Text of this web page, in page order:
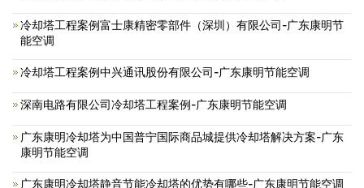
冷却塔工程案例富士康精密零部件（深圳）有限公司-广东康明节
能空调
冷却塔工程案例中兴通讯股份有限公司-广东康明节能空调
深南电路有限公司冷却塔工程案例-广东康明节能空调
广东康明冷却塔为中国普宁国际商品城提供冷却塔解决方案-广东
康明节能空调
广东康明冷却塔静音节能冷却塔的优势有哪些-广东康明节能空调